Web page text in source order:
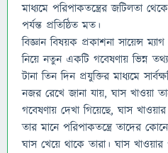
মাধ্যমে পরিপাকতন্ত্রের জটিলতা
পর্যন্ত প্রতিষ্ঠিত মত।
বিজ্ঞান বিষয়ক প্রকাশনা সায়েন্স
নিয়ে নতুন একটি গবেষণায় ভিন্ন
টানা তিন দিন প্রযুক্তির মাধ্যমে
নজর রেখে জানা যায়, ঘাস খাওয়া
গবেষণায় দেখা গিয়েছে, ঘাস
তার মানে পরিপাকতন্ত্রে তাদের
ঘাস খেয়ে থাকে তারা। ঘাস